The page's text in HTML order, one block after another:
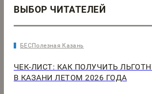
ВЫБОР ЧИТАТЕЛЕЙ
БЕСПолезная Казань
ЧЕК-ЛИСТ: КАК ПОЛУЧИТЬ
В КАЗАНИ ЛЕТОМ 2026 ГОДА